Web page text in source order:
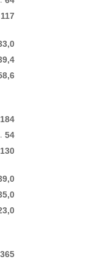
117
184
130
54
365